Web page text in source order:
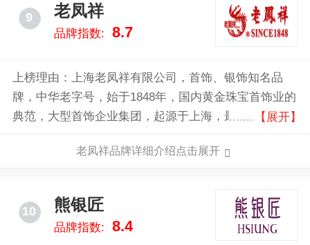
9 老凤祥
品牌指数: 8.7
上榜理由：上海老凤祥有限公司，首饰、银饰知名品
牌，中华老字号，始于1848年，国内黄金珠宝首饰业的
典范，大型首饰企业集团，起源于上海，最初是一家银
久、规模最大的企业之一。
【展开】
老凤祥品牌详细介绍点击展开
10 熊银匠
品牌指数: 8.4